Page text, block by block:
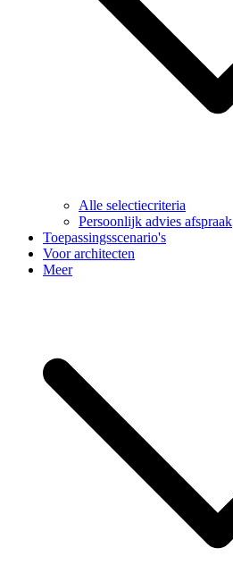
Alle selectiecriteria
Persoonlijk advies afspraak
Toepassingsscenario's
Voor architecten
Meer